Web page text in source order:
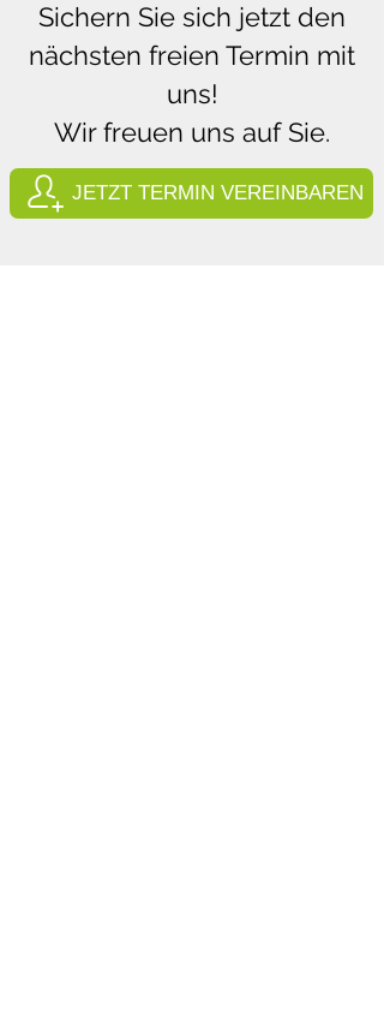
Sichern Sie sich jetzt den
nächsten freien Termin mit
uns!
Wir freuen uns auf Sie.
JETZT TERMIN VEREINBAREN